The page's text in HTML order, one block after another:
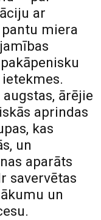
ar
miera
ārējie
aprindas
kas
un
aparāts
savervētas
un